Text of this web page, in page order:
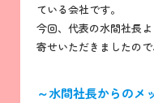
ている会社です。
今回、代表の水間社長
寄せいただきましたの
～水間社長からのメ